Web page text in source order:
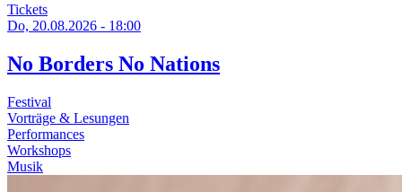
Tickets
Do, 20.08.2026 - 18:00
No Borders No Nations
Festival
Vorträge & Lesungen
Performances
Workshops
Musik